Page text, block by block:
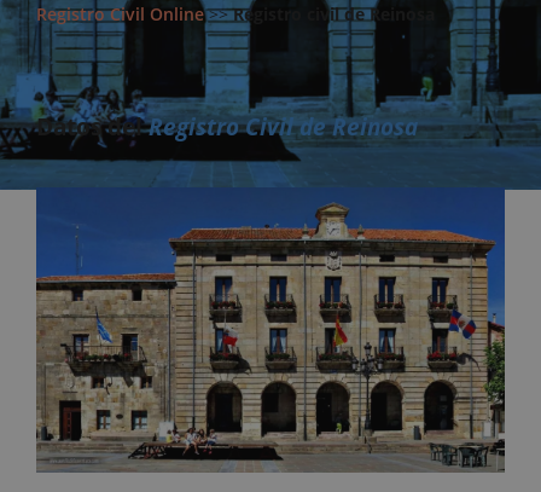
Registro Civil Online>>Registro civil de Reinosa
Datos delRegistro Civil de Reinosa